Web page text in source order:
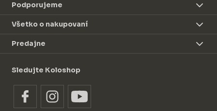
Podporujeme
Všetko o nakupovaní
Predajne
Sledujte Koloshop